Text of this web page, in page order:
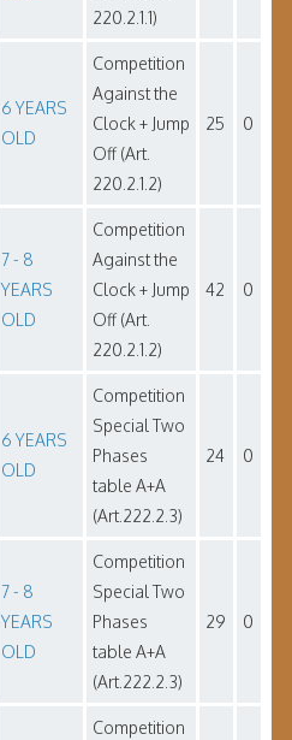
220.2.1.1)
6 YEARS
OLD
Competition
Against the
Clock + Jump
Off (Art.
220.2.1.2)
25 0
7 - 8
YEARS
OLD
Competition
Against the
Clock + Jump
Off (Art.
220.2.1.2)
42 0
6 YEARS
OLD
Competition
Special Two
Phases
table A+A
(Art.222.2.3)
24 0
7 - 8
YEARS
OLD
Competition
Special Two
Phases
table A+A
(Art.222.2.3)
29 0
Competition